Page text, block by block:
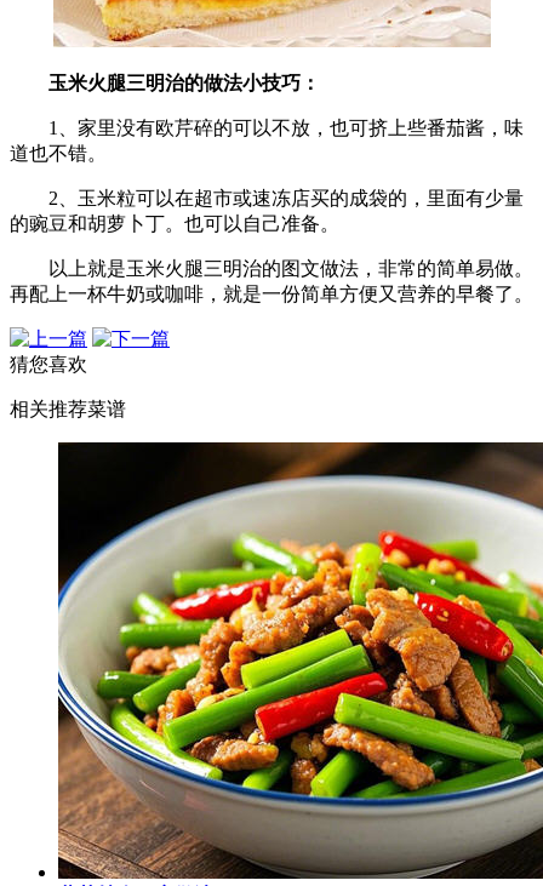
玉米火腿三明治的做法小技巧：
1、家里没有欧芹碎的可以不放，也可挤上些番茄酱，味
道也不错。
2、玉米粒可以在超市或速冻店买的成袋的，里面有少量
的豌豆和胡萝卜丁。也可以自己准备。
以上就是玉米火腿三明治的图文做法，非常的简单易做。
再配上一杯牛奶或咖啡，就是一份简单方便又营养的早餐了。
猜您喜欢
相关推荐菜谱